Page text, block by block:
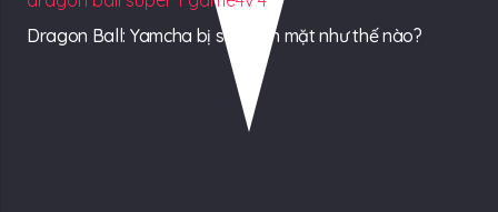
Dragon Ball: Yamcha bị sẹo trên mặt như thế nào?